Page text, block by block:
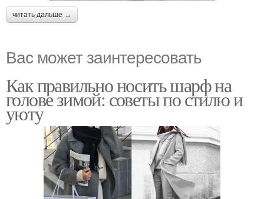
читать дальше →
Вас может заинтересовать
Как правильно носить шарф на
голове зимой: советы по стилю и
уюту